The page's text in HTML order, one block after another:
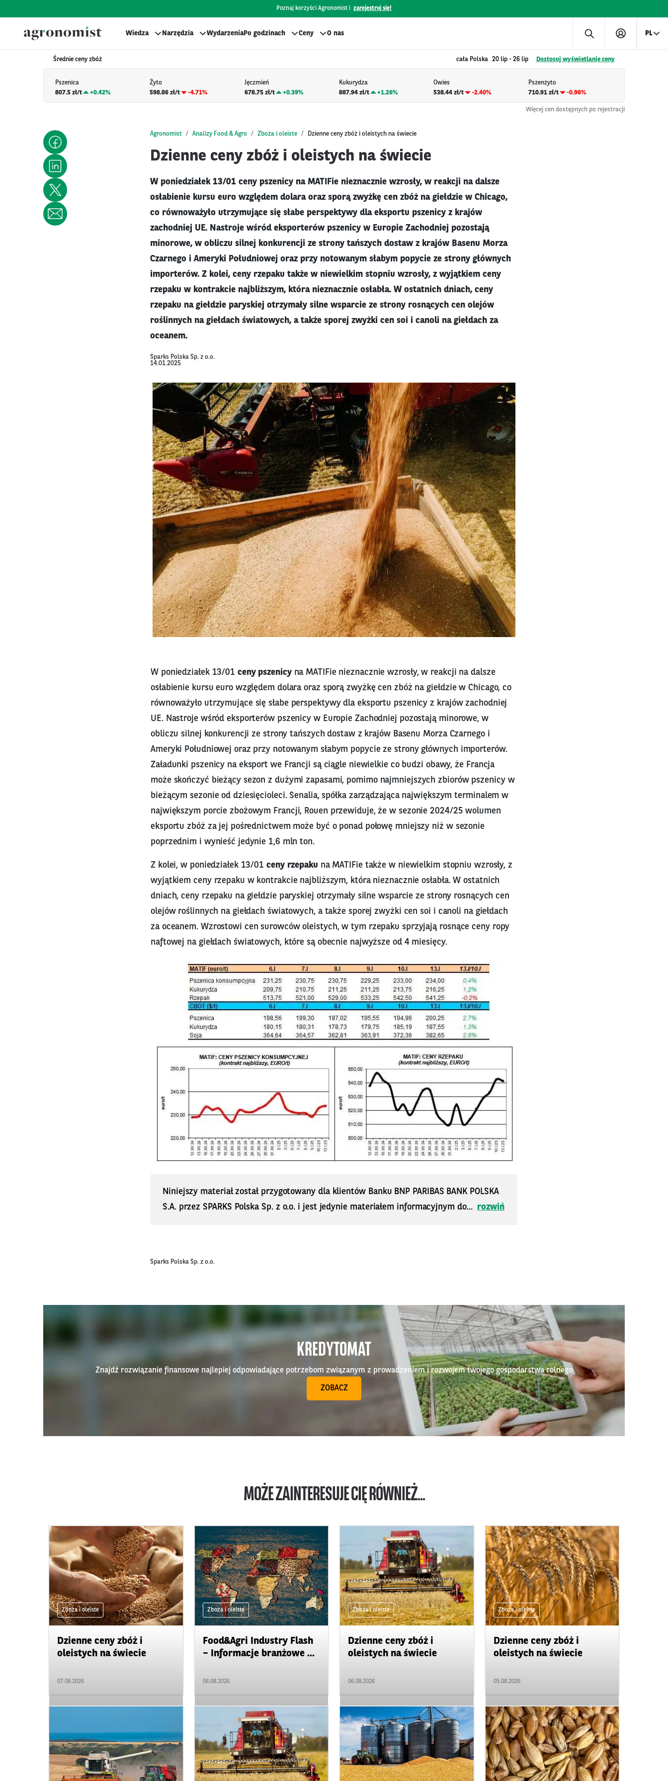
Poznaj korzyści Agronomist i zarejestruj się!
Wiedza Narzędzia WydarzeniaPo godzinach Ceny O nas PL
Średnie ceny zbóż cała Polska 20 lip - 26 lip Dostosuj wyświetlanie ceny
Pszenica
807.5 zł/t
+0.42%
Żyto
598.86 zł/t
-4.71%
Jęczmień
678.75 zł/t
+0.39%
Kukurydza
887.94 zł/t
+1.26%
Owies
538.44 zł/t
-2.40%
Pszenżyto
710.91 zł/t
-0.96%
Więcej cen dostępnych po rejestracji
Agronomist Analizy Food & Agro Zboża i oleiste Dzienne ceny zbóż i oleistych na świecie
Dzienne ceny zbóż i oleistych na świecie
W poniedziałek 13/01 ceny pszenicy na MATIFie nieznacznie wzrosły, w reakcji na dalsze
osłabienie kursu euro względem dolara oraz sporą zwyżkę cen zbóż na giełdzie w Chicago,
co równoważyło utrzymujące się słabe perspektywy dla eksportu pszenicy z krajów
zachodniej UE. Nastroje wśród eksporterów pszenicy w Europie Zachodniej pozostają
minorowe, w obliczu silnej konkurencji ze strony tańszych dostaw z krajów Basenu Morza
Czarnego i Ameryki Południowej oraz przy notowanym słabym popycie ze strony głównych
importerów. Z kolei, ceny rzepaku także w niewielkim stopniu wzrosły, z wyjątkiem ceny
rzepaku w kontrakcie najbliższym, która nieznacznie osłabła. W ostatnich dniach, ceny
rzepaku na giełdzie paryskiej otrzymały silne wsparcie ze strony rosnących cen olejów
roślinnych na giełdach światowych, a także sporej zwyżki cen soi i canoli na giełdach za
oceanem.
Sparks Polska Sp. z o.o.
14.01.2025
W poniedziałek 13/01 ceny pszenicyna MATIFie nieznacznie wzrosły, w reakcji na dalsze
osłabienie kursu euro względem dolara oraz sporą zwyżkę cen zbóż na giełdzie w Chicago, co
równoważyło utrzymujące się słabe perspektywy dla eksportu pszenicy z krajów zachodniej
UE. Nastroje wśród eksporterów pszenicy w Europie Zachodniej pozostają minorowe, w
obliczu silnej konkurencji ze strony tańszych dostaw z krajów Basenu Morza Czarnego i
Ameryki Południowej oraz przy notowanym słabym popycie ze strony głównych importerów.
Załadunki pszenicy na eksport we Francji są ciągle niewielkie co budzi obawy, że Francja
może skończyć bieżący sezon z dużymi zapasami, pomimo najmniejszych zbiorów pszenicy w
bieżącym sezonie od dziesięcioleci. Senalia, spółka zarządzająca największym terminalem w
największym porcie zbożowym Francji, Rouen przewiduje, że w sezonie 2024/25 wolumen
eksportu zbóż za jej pośrednictwem może być o ponad połowę mniejszy niż w sezonie
poprzednim i wynieść jedynie 1,6 mln ton.
Z kolei, w poniedziałek 13/01 ceny rzepaku na MATIFie także w niewielkim stopniu wzrosły, z
wyjątkiem ceny rzepaku w kontrakcie najbliższym, która nieznacznie osłabła. W ostatnich
dniach, ceny rzepaku na giełdzie paryskiej otrzymały silne wsparcie ze strony rosnących cen
olejów roślinnych na giełdach światowych, a także sporej zwyżki cen soi i canoli na giełdach
za oceanem. Wzrostowi cen surowców oleistych, w tym rzepaku sprzyjają rosnące ceny ropy
naftowej na giełdach światowych, które są obecnie najwyższe od 4 miesięcy.
Niniejszy materiał został przygotowany dla klientów Banku BNP PARIBAS BANK POLSKA
S.A. przez SPARKS Polska Sp. z o.o. i jest jedynie materiałem informacyjnym do... rozwiń
Sparks Polska Sp. z o.o.
KREDYTOMAT
Znajdź rozwiązanie finansowe najlepiej odpowiadające potrzebom związanym z prowadzeniem i rozwojem twojego gospodarstwa rolnego
ZOBACZ
MOŻE ZAINTERESUJE CIĘ RÓWNIEŻ...
Zboża i oleiste
Dzienne ceny zbóż i
oleistych na świecie
07.08.2026
Zboża i oleiste
Food&Agri Industry Flash
– Informacje branżowe ...
06.08.2026
Zboża i oleiste
Dzienne ceny zbóż i
oleistych na świecie
06.08.2026
Zboża i oleiste
Dzienne ceny zbóż i
oleistych na świecie
05.08.2026